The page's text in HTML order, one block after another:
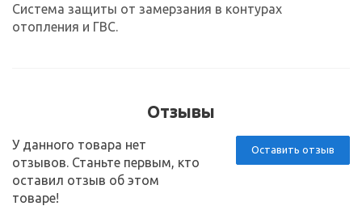
Система защиты от замерзания в контурах
отопления и ГВС.
Отзывы
Оставить отзыв
У данного товара нет
отзывов. Станьте первым, кто
оставил отзыв об этом
товаре!